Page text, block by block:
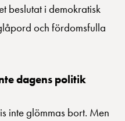
beslutat i demokratisk
och fördomsfulla
dagens politik
inte glömmas bort. Men